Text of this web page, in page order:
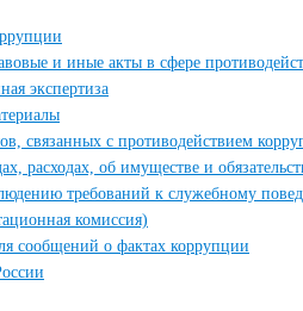
и иные акты в сфере
экспертиза
связанных с противодействием
расходах, об имуществе и
требований к служебному
комиссия)
сообщений о фактах коррупции